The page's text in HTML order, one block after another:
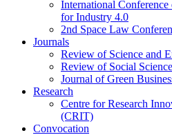
International Conference
for Industry 4.0
2nd Space Law
Journals
Review of Science and
Review of Social
Journal of Green
Research
Centre for Research
(CRIT)
Convocation